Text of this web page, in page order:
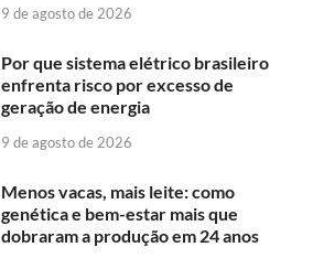
9 de agosto de 2026
Por que sistema elétrico brasileiro
enfrenta risco por excesso de
geração de energia
9 de agosto de 2026
Menos vacas, mais leite: como
genética e bem-estar mais que
dobraram a produção em 24 anos